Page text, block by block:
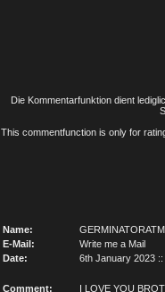
Die Kommentarfunktion dient
This commentfunction is only for
Name:
GERMINATORATM
E-Mail:
Write me a Mail
Date:
6th January 2023 ::
Comment: I LOVE YOU